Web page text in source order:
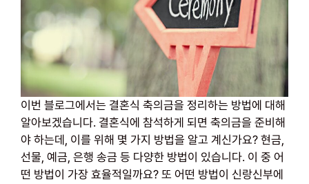
이번 블로그에서는 결혼식 축의금을 정리하는 방법에 대해
알아보겠습니다. 결혼식에 참석하게 되면 축의금을 준비해
야 하는데, 이를 위해 몇 가지 방법을 알고 계신가요? 현금,
선물, 예금, 은행 송금 등 다양한 방법이 있습니다. 이 중 어
떤 방법이 가장 효율적일까요? 또 어떤 방법이 신랑신부에